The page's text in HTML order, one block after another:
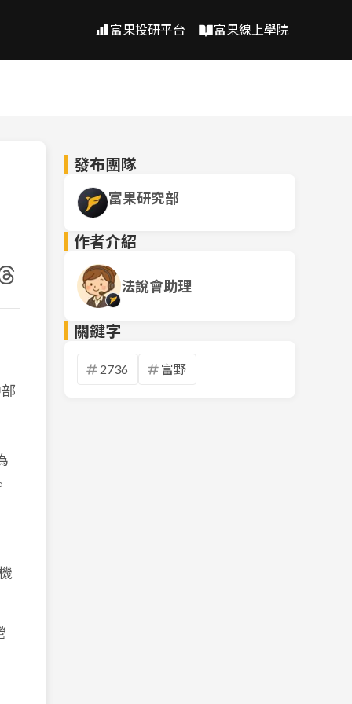
富果投研平台 富果線上學院
發布團隊
富果研究部
作者介紹
法說會助理
關鍵字
2736 富野